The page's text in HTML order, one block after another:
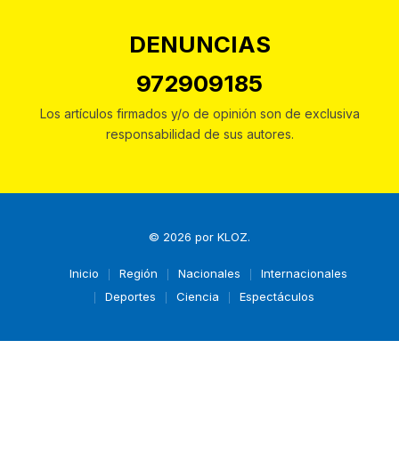
DENUNCIAS
972909185
Los artículos firmados y/o de opinión son de exclusiva
responsabilidad de sus autores.
© 2026 por KLOZ.
Inicio Región Nacionales
Internacionales
Deportes
Ciencia Espectáculos